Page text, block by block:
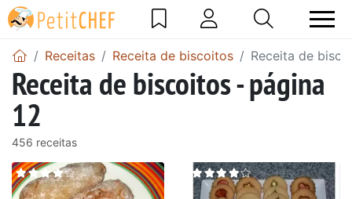
Receitas Receita de biscoitos Receita de
Receita de biscoitos - página
12
456 receitas